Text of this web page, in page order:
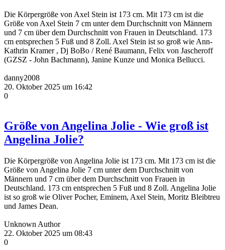
Die Körpergröße von Axel Stein ist 173 cm. Mit 173 cm ist die
Größe von Axel Stein 7 cm unter dem Durchschnitt von Männern
und 7 cm über dem Durchschnitt von Frauen in Deutschland. 173
cm entsprechen 5 Fuß und 8 Zoll. Axel Stein ist so groß wie Ann-
Kathrin Kramer , Dj BoBo / René Baumann, Felix von Jascheroff
(GZSZ - John Bachmann), Janine Kunze und Monica Bellucci.
danny2008
20. Oktober 2025 um 16:42
0
Größe von Angelina Jolie - Wie groß ist
Angelina Jolie?
Die Körpergröße von Angelina Jolie ist 173 cm. Mit 173 cm ist die
Größe von Angelina Jolie 7 cm unter dem Durchschnitt von
Männern und 7 cm über dem Durchschnitt von Frauen in
Deutschland. 173 cm entsprechen 5 Fuß und 8 Zoll. Angelina Jolie
ist so groß wie Oliver Pocher, Eminem, Axel Stein, Moritz Bleibtreu
und James Dean.
Unknown Author
22. Oktober 2025 um 08:43
0